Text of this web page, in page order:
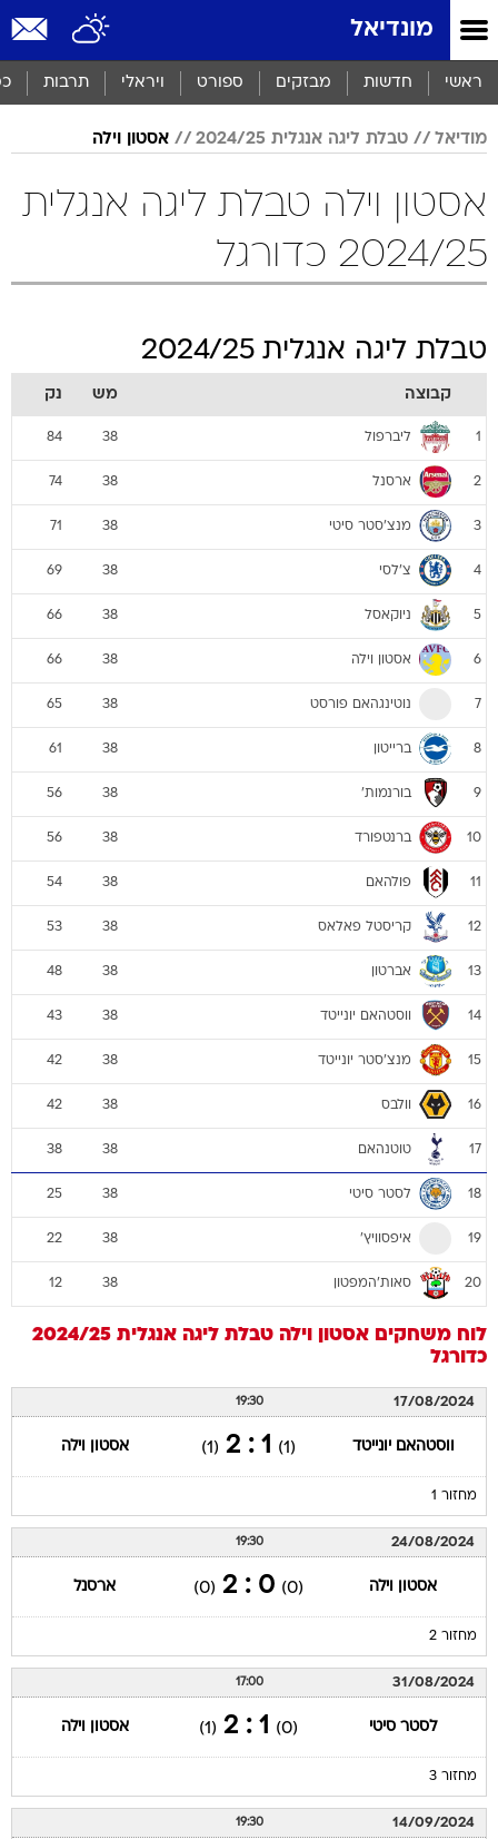
מונדיאל
ראשי חדשות מבזקים ספורט ויראלי תרבות
מודיאל טבלת ליגה אנגלית 2024/25 אסטון וילה
אסטון וילה טבלת ליגה אנגלית
2024/25 כדורגל
טבלת ליגה אנגלית 2024/25
קבוצה מש נק
1 ליברפול 38
84
2 ארסנל 38
74
3 מנצ'סטר סיטי 38
71
4 צ'לסי 38
69
5 ניוקאסל 38
66
6 אסטון וילה 38
66
7 נוטינגהאם פורסט 38
65
8 ברייטון 38
61
9 בורנמות' 38
56
10 ברנטפורד 38
56
11 פולהאם 38
54
12 קריסטל פאלאס 38
53
13 אברטון 38
48
14 ווסטהאם יונייטד 38
43
15 מנצ'סטר יונייטד 38
42
16 וולבס 38
42
17 טוטנהאם 38
38
18 לסטר סיטי 38
25
19 איפסוויץ' 38
22
20 סאות'המפטון 38
12
לוח משחקים אסטון וילה טבלת ליגה אנגלית 2024/25
כדורגל
17/08/2024
19:30
ווסטהאם יונייטד (1)
1 : 2
(1) אסטון וילה
מחזור 1
24/08/2024
19:30
אסטון וילה (0)
0 : 2
(0) ארסנל
מחזור 2
31/08/2024
17:00
לסטר סיטי (0)
1 : 2
(1) אסטון וילה
מחזור 3
14/09/2024
19:30